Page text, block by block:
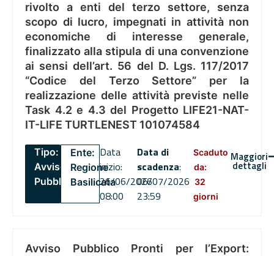
rivolto a enti del terzo settore, senza
scopo di lucro, impegnati in attività non
economiche di interesse generale,
finalizzato alla stipula di una convenzione
ai sensi dell’art. 56 del D. Lgs. 117/2017
“Codice del Terzo Settore” per la
realizzazione delle attività previste nelle
Task 4.2 e 4.3 del Progetto LIFE21-NAT-
IT-LIFE TURTLENEST 101074584
Tipo:
Avviso
Pubblico
Ente:
Regione
Basilicata
Data
inizio:
26/06/2026
08:00
Data di
scadenza:
06/07/2026
23:59
Scaduto
da:
32
giorni
Maggiori
dettagli
Avviso Pubblico Pronti per l’Export: